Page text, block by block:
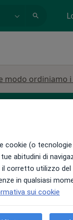
modo ordiniamo
Dom,
9 Ago 10 Ago
cookie (o
abitudini di
corretto utilizzo del
in qualsiasi
sui cookie